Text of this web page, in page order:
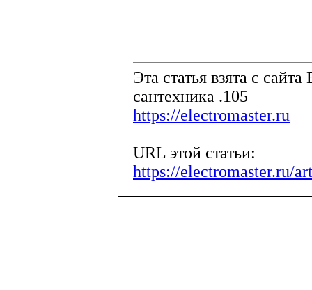
Эта статья взята с
сантехника .105
https://electromaster.ru
URL этой статьи:
https://electromaster.ru/